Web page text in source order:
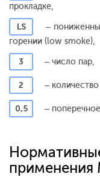
прокладке,
LS
–
горении (low smoke),
3
– число пар,
2 –
0,5 –